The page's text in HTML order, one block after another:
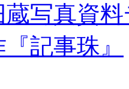
蔵写真資
記事珠』